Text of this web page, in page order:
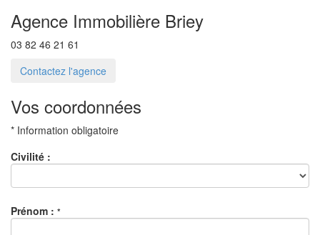
Agence Immobilière Briey
03 82 46 21 61
Contactez l'agence
Vos coordonnées
* Information obligatoire
Civilité :
Prénom : *